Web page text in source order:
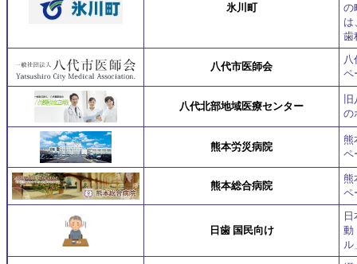
氷川町
の
は
歯
八代市医師会
八
ペ
八代北部地域医療センター
の
熊本労災病院
熊
ペ
熊本総合病院
熊
ペ
日歯 国民向け
動
ル